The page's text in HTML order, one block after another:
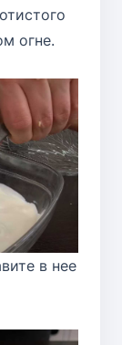
огне.
в нее